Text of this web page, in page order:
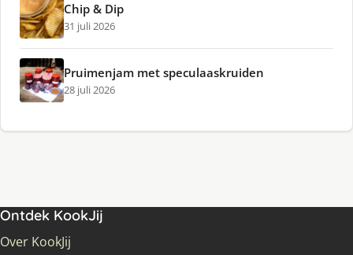
Chip & Dip
31 juli 2026
Pruimenjam met speculaaskruiden
28 juli 2026
Ontdek KookJij
Over KookJij